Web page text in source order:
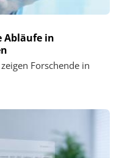
Abläufe in
Forschende in